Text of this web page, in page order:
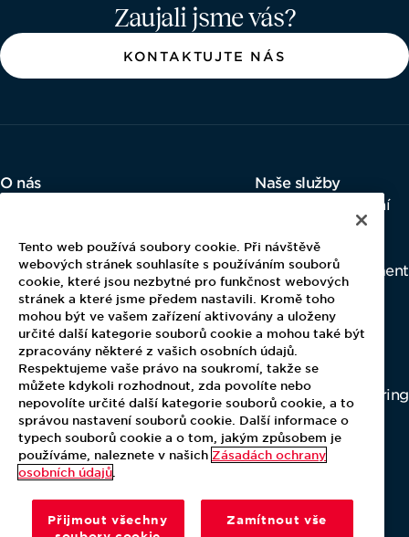
Zaujali jsme vás?
KONTAKTUJTE NÁS
O nás
Kontakty
Naše služby
Firemní stravování
Premium catering
Vending & spol.
Facility management
Newsroom
Novinky
Kontakty pro média
Kariéra v Aramarku
Cesta na talíř
Bezpečně v kuchyni
Foodcompany Catering
Culinia Restaurant
Tento web používá soubory cookie. Při návštěvě
webových stránek souhlasíte s používáním souborů
cookie, které jsou nezbytné pro funkčnost webových
stránek a které jsme předem nastavili. Kromě toho
mohou být ve vašem zařízení aktivovány a uloženy
určité další kategorie souborů cookie a mohou také být
zpracovány některé z vašich osobních údajů.
Respektujeme vaše právo na soukromí, takže se
můžete kdykoli rozhodnout, zda povolíte nebo
nepovolíte určité další kategorie souborů cookie, a to
správou nastavení souborů cookie. Další informace o
typech souborů cookie a o tom, jakým způsobem je
používáme, naleznete v našich Zásadách ochrany
osobních údajů
Přijmout všechny
Zamítnout vše